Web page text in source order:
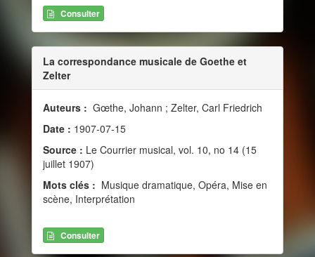
Consulter
La correspondance musicale de Goethe et
Zelter
Auteurs : Gœthe, Johann ; Zelter, Carl Friedrich
Date : 1907-07-15
Source : Le Courrier musical, vol. 10, no 14 (15
juillet 1907)
Mots clés : Musique dramatique, Opéra, Mise en
scène, Interprétation
Consulter